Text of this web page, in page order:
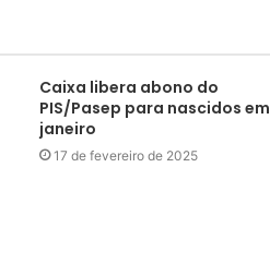
Caixa libera abono do
PIS/Pasep para nascidos em
janeiro
17 de fevereiro de 2025